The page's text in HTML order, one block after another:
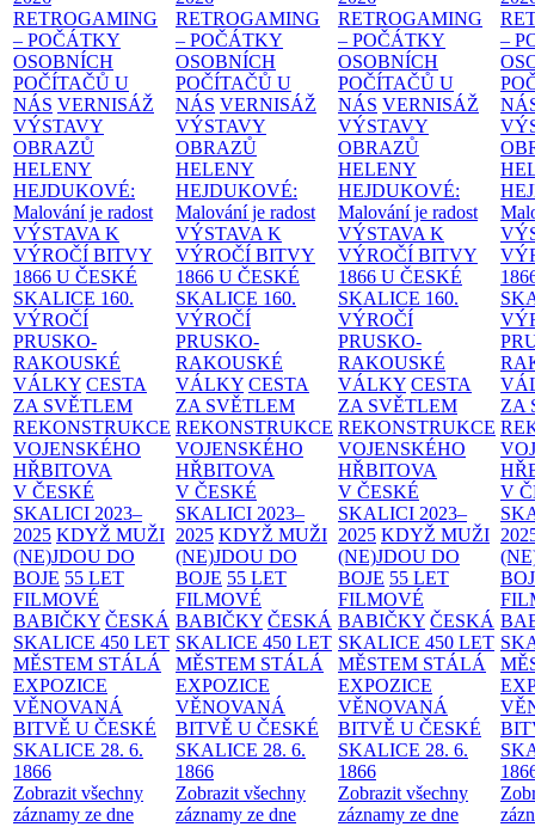
RETROGAMING
– POČÁTKY
OSOBNÍCH
POČÍTAČŮ U
NÁS VERNISÁŽ
VÝSTAVY
OBRAZŮ
HELENY
HEJDUKOVÉ:
Malování je radost
VÝSTAVA K
VÝROČÍ BITVY
1866 U ČESKÉ
SKALICE 160.
VÝROČÍ
PRUSKO-
RAKOUSKÉ
VÁLKY CESTA
ZA SVĚTLEM
REKONSTRUKCE
VOJENSKÉHO
HŘBITOVA
V ČESKÉ
SKALICI 2023–
2025 KDYŽ MUŽI
(NE)JDOU DO
BOJE 55 LET
FILMOVÉ
BABIČKY ČESKÁ
SKALICE 450 LET
MĚSTEM STÁLÁ
EXPOZICE
VĚNOVANÁ
BITVĚ U ČESKÉ
SKALICE 28. 6.
1866
Zobrazit všechny
záznamy ze dne
RETROGAMING
– POČÁTKY
OSOBNÍCH
POČÍTAČŮ U
NÁS VERNISÁŽ
VÝSTAVY
OBRAZŮ
HELENY
HEJDUKOVÉ:
Malování je radost
VÝSTAVA K
VÝROČÍ BITVY
1866 U ČESKÉ
SKALICE 160.
VÝROČÍ
PRUSKO-
RAKOUSKÉ
VÁLKY CESTA
ZA SVĚTLEM
REKONSTRUKCE
VOJENSKÉHO
HŘBITOVA
V ČESKÉ
SKALICI 2023–
2025 KDYŽ MUŽI
(NE)JDOU DO
BOJE 55 LET
FILMOVÉ
BABIČKY ČESKÁ
SKALICE 450 LET
MĚSTEM STÁLÁ
EXPOZICE
VĚNOVANÁ
BITVĚ U ČESKÉ
SKALICE 28. 6.
1866
Zobrazit všechny
záznamy ze dne
RETROGAMING
– POČÁTKY
OSOBNÍCH
POČÍTAČŮ U
NÁS VERNISÁŽ
VÝSTAVY
OBRAZŮ
HELENY
HEJDUKOVÉ:
Malování je radost
VÝSTAVA K
VÝROČÍ BITVY
1866 U ČESKÉ
SKALICE 160.
VÝROČÍ
PRUSKO-
RAKOUSKÉ
VÁLKY CESTA
ZA SVĚTLEM
REKONSTRUKCE
VOJENSKÉHO
HŘBITOVA
V ČESKÉ
SKALICI 2023–
2025 KDYŽ MUŽI
(NE)JDOU DO
BOJE 55 LET
FILMOVÉ
BABIČKY ČESKÁ
SKALICE 450 LET
MĚSTEM STÁLÁ
EXPOZICE
VĚNOVANÁ
BITVĚ U ČESKÉ
SKALICE 28. 6.
1866
Zobrazit všechny
záznamy ze dne
–
ZA
V